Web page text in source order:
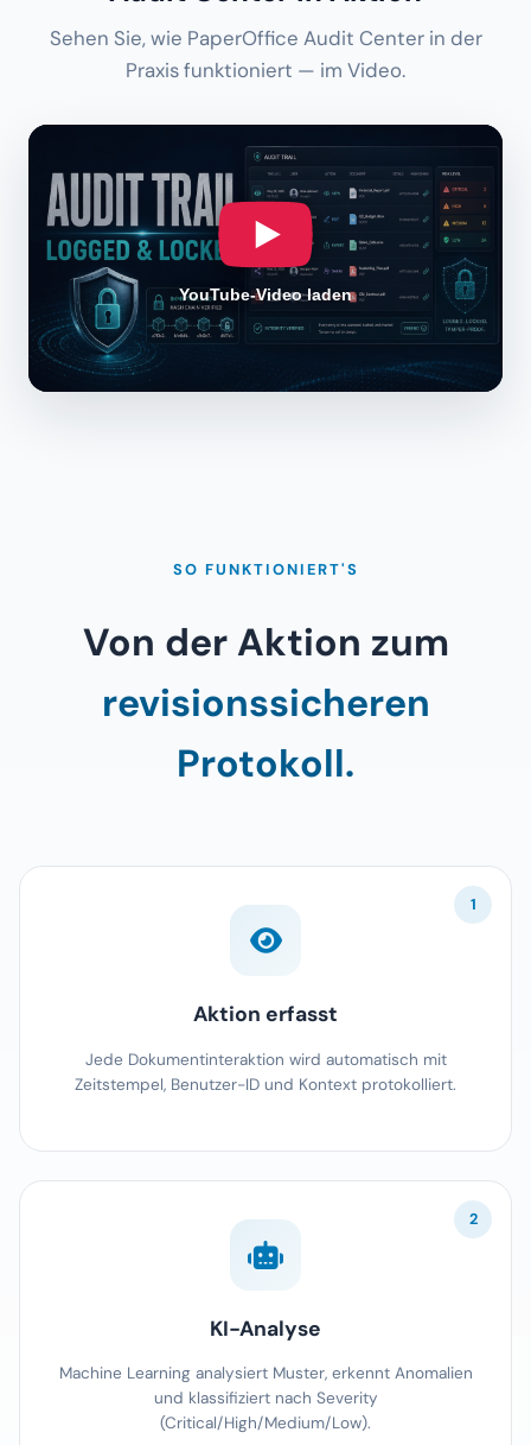
Sehen Sie, wie PaperOffice Audit Center in der
Praxis funktioniert — im Video.
YouTube-Video laden
SO FUNKTIONIERT'S
Von der Aktion zum
revisionssicheren
Protokoll.
1
Aktion erfasst
Jede Dokumentinteraktion wird automatisch mit
Zeitstempel, Benutzer-ID und Kontext protokolliert.
2
KI-Analyse
Machine Learning analysiert Muster, erkennt Anomalien
und klassifiziert nach Severity
(Critical/High/Medium/Low).